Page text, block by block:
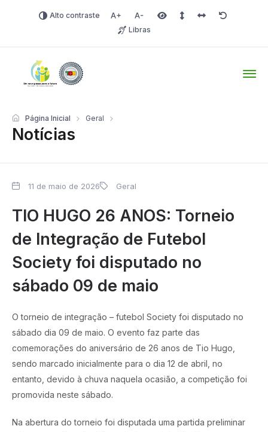
Alto contraste Aumentar fonte
Diminuir fonteÁrea selecionada
Espaçamento de linha
Espaço dos
Redefinir
Libras
Notícias
Página Inicial Geral
11 de maio de 2026 Geral
TIO HUGO 26 ANOS: Torneio
de Integração de Futebol
Society foi disputado no
sábado 09 de maio
O torneio de integração – futebol Society foi disputado no
sábado dia 09 de maio. O evento faz parte das
comemorações do aniversário de 26 anos de Tio Hugo,
sendo marcado inicialmente para o dia 12 de abril, no
entanto, devido à chuva naquela ocasião, a competição foi
promovida neste sábado.
Na abertura do torneio foi disputada uma partida preliminar